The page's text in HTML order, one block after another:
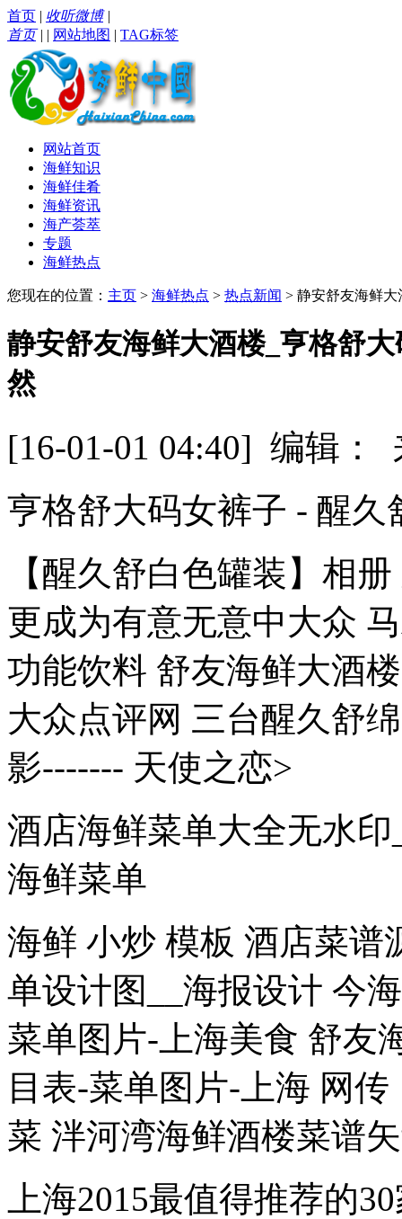
首页 | 收听微博|
首页| | 网站地图 | TAG标签
网站首页
海鲜知识
海鲜佳肴
海鲜资讯
海产荟萃
专题
海鲜热点
您现在的位置： 主页 > 海鲜热点 > 热点新闻 > 静安舒友海鲜
静安舒友海鲜大酒楼_亨格舒
然
[16-01-01 04:40] 编辑
亨格舒大码女裤子 - 醒
【醒久舒白色罐装】相
更成为有意无意中大众
功能饮料 舒友海鲜大酒
大众点评网 三台醒久舒
影------- 天使之恋>
酒店海鲜菜单大全无水
海鲜菜单
海鲜 小炒 模板 酒店菜谱
单设计图__海报设计 今
菜单图片-上海美食 舒友
目表-菜单图片-上海 网
菜 泮河湾海鲜酒楼菜谱
上海2015最值得推荐的